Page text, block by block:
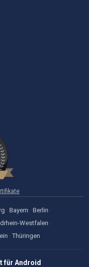
· Bayern · Berlin ·
Westfalen ·
· Thüringen
für Android